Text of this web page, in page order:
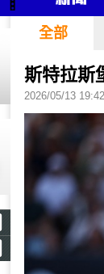
全部
斯特拉斯
2026/05/13 19:42